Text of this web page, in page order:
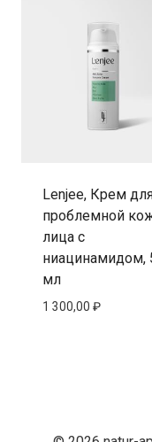
Lenjee, Крем
проблемной
лица с
ниацинамидом,
мл
1 300,00 ₽